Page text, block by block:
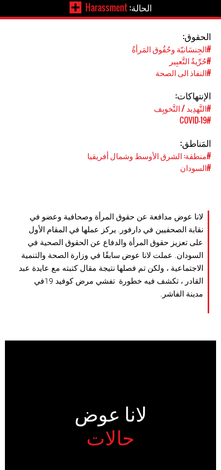
الحالة:Harassment
الحقوق:
#الجِنسَانيّة وحُقُوق المَرأةُ
#حُرِّيةُ التَّعبِير
#النفاذ الى الصحة
الإنتهاكات:
#التَّهدِيد / التَّخويِف
#COVID-19
المَناطق:
#منطقة: الشرق الأوسط وشمال أفريقيا
#السودان
لانا عوض مدافعة عن حقوق المرأة وصحافية وعضو في
نقابة الصحفيين في دارفور. يركز عملها في المقام الأول
على تعزيز حقوق المرأة والدفاع عن الحقوق الصحية في
السودان. عملت لانا عوض سابقًا في وزارة الصحة والتنمية
الاجتماعية ، ولكن تم فصلها نتيجة مقال كتبته مع عايدة عبد
القادر ، تكشف فيه خطورة تفشي مرض كوفيد 19في
مدينة الفاشر.
لانا عوض
حالات